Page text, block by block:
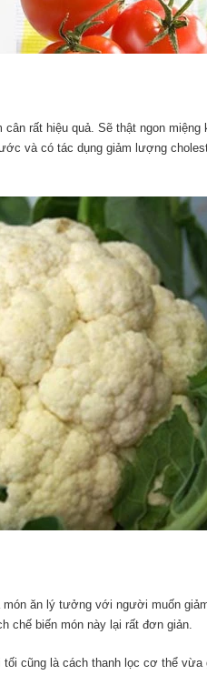
rất hiệu quả. Sẽ thật ngon miệng
và có tác dụng giảm lượng
ăn lý tưởng với người muốn
chế biến món này lại rất đơn giản.
cũng là cách thanh lọc cơ thể vừa